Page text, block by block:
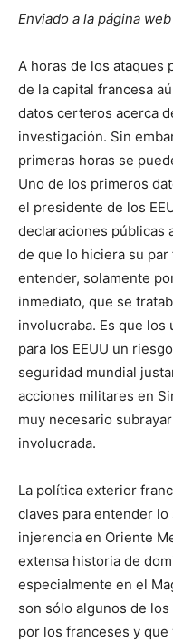
Enviado a la página
A horas de los ataques
de la capital francesa
datos certeros acerca
investigación. Sin
primeras horas se
Uno de los primeros
el presidente de los
declaraciones públicas
de que lo hiciera su
entender, solamente
inmediato, que se
involucraba. Es que
para los EEUU un
seguridad mundial
acciones militares en
muy necesario
involucrada.
La política exterior
claves para entender
injerencia en Oriente
extensa historia de
especialmente en el
son sólo algunos de
por los franceses y